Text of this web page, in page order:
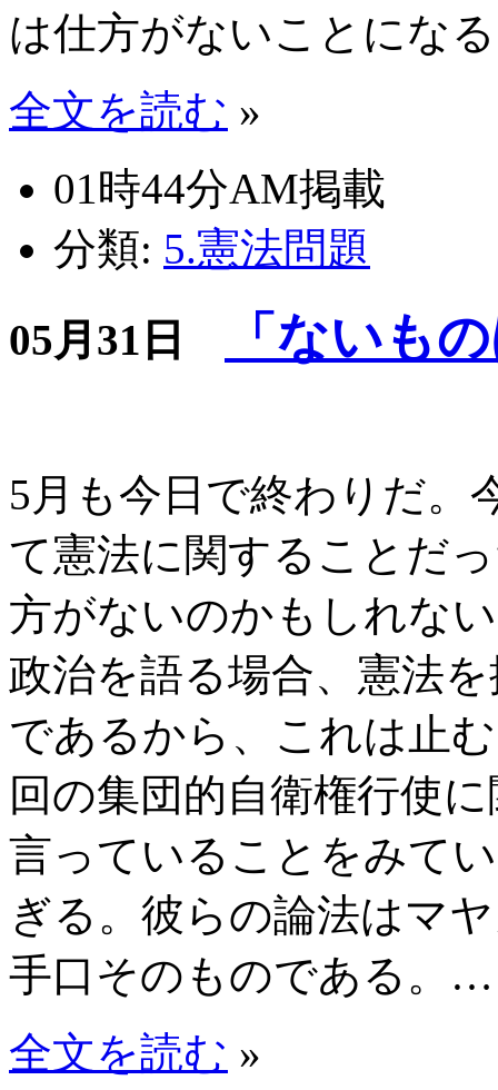
は仕方がないことにな
全文を読む »
01時44分AM掲載
分類: 5.憲法問題
05月31日
「ないも
5月も今日で終わりだ。
て憲法に関することだ
方がないのかもしれな
政治を語る場合、憲法
であるから、これは止
回の集団的自衛権行使
言っていることをみて
ぎる。彼らの論法はマ
手口そのものである。
全文を読む »